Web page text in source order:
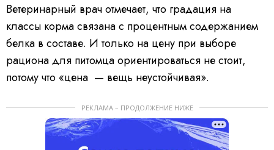
Ветеринарный врач отмечает, что градация на
классы корма связана с процентным содержанием
белка в составе. И только на цену при выборе
рациона для питомца ориентироваться не стоит,
потому что «цена — вещь неустойчивая».
РЕКЛАМА – ПРОДОЛЖЕНИЕ НИЖЕ